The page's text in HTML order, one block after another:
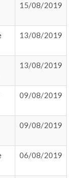
15/08/2019
13/08/2019
13/08/2019
09/08/2019
09/08/2019
06/08/2019